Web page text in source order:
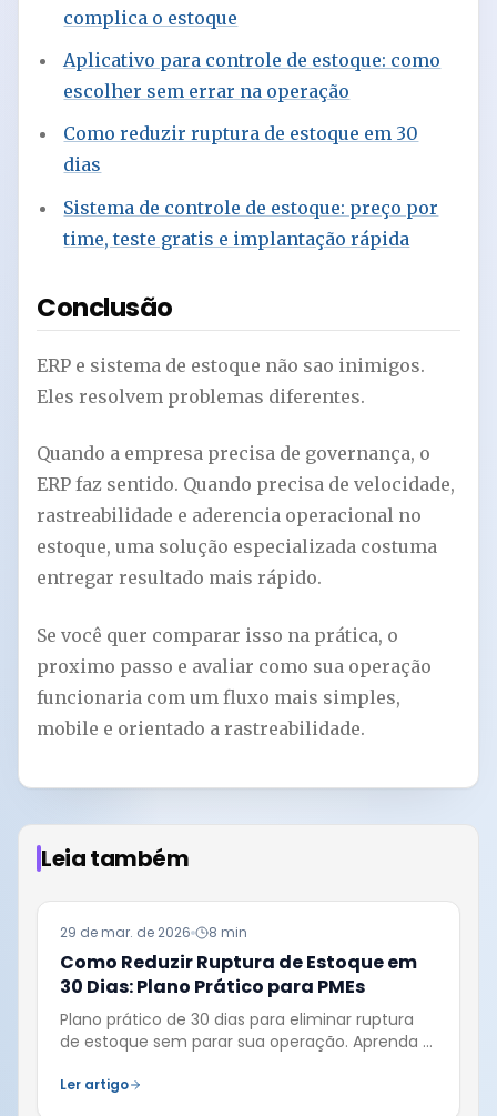
complica o estoque
Aplicativo para controle de estoque: como
escolher sem errar na operação
Como reduzir ruptura de estoque em 30
dias
Sistema de controle de estoque: preço por
time, teste gratis e implantação rápida
Conclusão
ERP e sistema de estoque não sao inimigos.
Eles resolvem problemas diferentes.
Quando a empresa precisa de governança, o
ERP faz sentido. Quando precisa de velocidade,
rastreabilidade e aderencia operacional no
estoque, uma solução especializada costuma
entregar resultado mais rápido.
Se você quer comparar isso na prática, o
proximo passo e avaliar como sua operação
funcionaria com um fluxo mais simples,
mobile e orientado a rastreabilidade.
Leia também
29 de mar. de 2026 8 min
Como Reduzir Ruptura de Estoque em
30 Dias: Plano Prático para PMEs
Plano prático de 30 dias para eliminar ruptura
de estoque sem parar sua operação. Aprenda a
itens críticos com disciplina.
Ler artigo